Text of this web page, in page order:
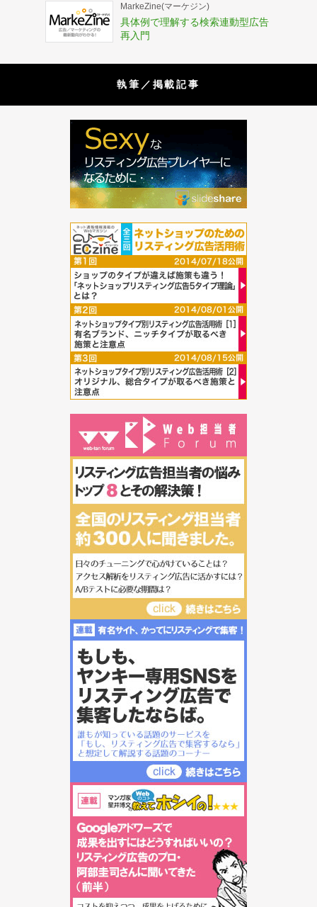
MarkeZine(マーケジン)
具体例で理解する検索連動型広告
再入門
執筆／掲載記事